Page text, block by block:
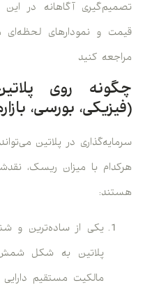
تصمیم‌گیری آگاهانه در
قیمت و نمودارهای لحظه‌ای
مراجعه کنید
چگونه روی
(فیزیکی، بورسی،
سرمایه‌گذاری در پلاتین
هرکدام با میزان ریسک،
هستند:
یکی از ساده‌ترین و
پلاتین به شکل
مالکیت مستقیم